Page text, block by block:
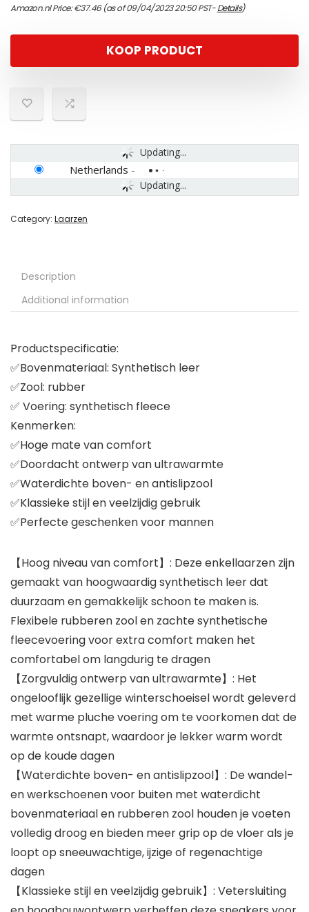
Amazon.nl Price:€37.46(as of 09/04/2023 20:50 PST-Details)
KOOP PRODUCT
Updating...
Updating...
Netherlands -
Category: Laarzen
Description
Additional information
Productspecificatie:
✅Bovenmateriaal: Synthetisch leer
✅Zool: rubber
✅ Voering: synthetisch fleece
Kenmerken:
✅Hoge mate van comfort
✅Doordacht ontwerp van ultrawarmte
✅Waterdichte boven- en antislipzool
✅Klassieke stijl en veelzijdig gebruik
✅Perfecte geschenken voor mannen
【Hoog niveau van comfort】: Deze enkellaarzen zijn
gemaakt van hoogwaardig synthetisch leer dat
duurzaam en gemakkelijk schoon te maken is.
Flexibele rubberen zool en zachte synthetische
fleecevoering voor extra comfort maken het
comfortabel om langdurig te dragen
【Zorgvuldig ontwerp van ultrawarmte】: Het
ongelooflijk gezellige winterschoeisel wordt geleverd
met warme pluche voering om te voorkomen dat de
warmte ontsnapt, waardoor je lekker warm wordt
op de koude dagen
【Waterdichte boven- en antislipzool】: De wandel-
en werkschoenen voor buiten met waterdicht
bovenmateriaal en rubberen zool houden je voeten
volledig droog en bieden meer grip op de vloer als je
loopt op sneeuwachtige, ijzige of regenachtige
dagen
【Klassieke stijl en veelzijdig gebruik】: Vetersluiting